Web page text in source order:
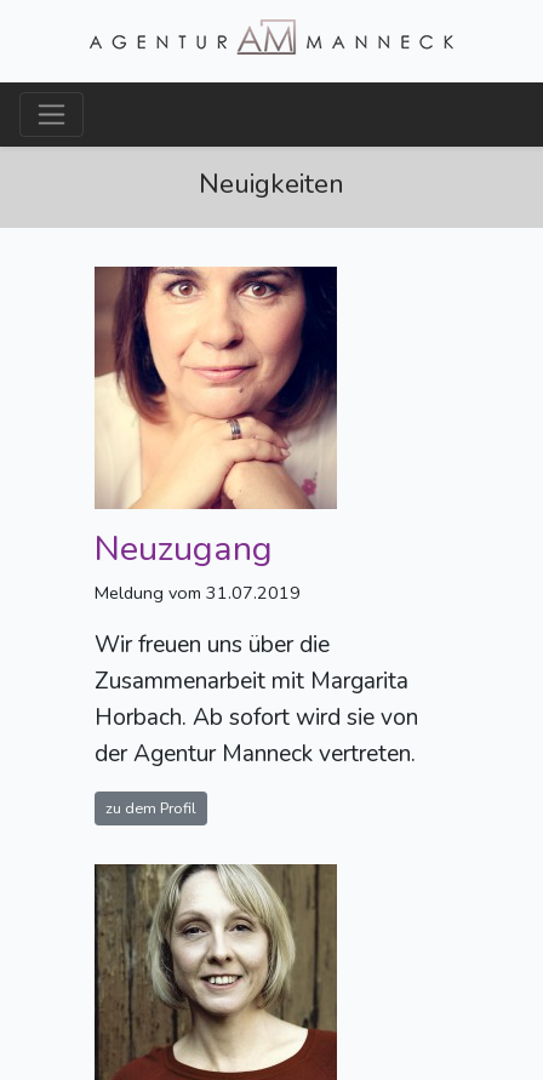
Neuigkeiten
Neuzugang
Meldung vom 31.07.2019
Wir freuen uns über die
Zusammenarbeit mit Margarita
Horbach. Ab sofort wird sie von
der Agentur Manneck vertreten.
zu dem Profil